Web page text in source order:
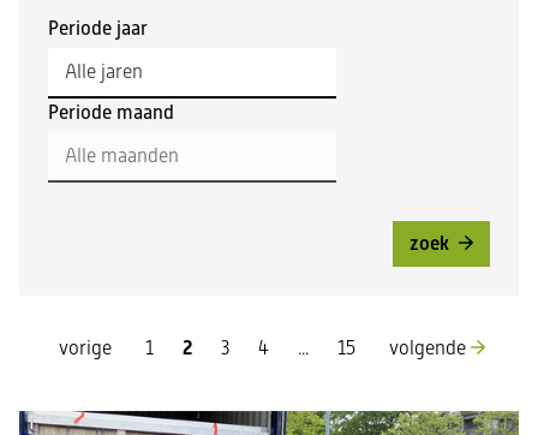
Periode jaar
Periode maand
zoek
vorigepagina
1 2 3 4 ... 15 volgendepagina